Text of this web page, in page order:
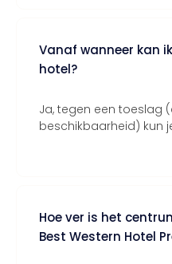
Vanaf wanneer kan
hotel?
Ja, tegen een toeslag
beschikbaarheid) kun
Hoe ver is het
Best Western Hotel